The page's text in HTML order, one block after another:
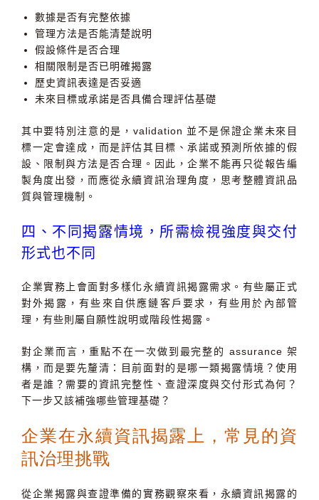
數據是否有完整依據
管理方法是否能清楚說明
假設條件是否合理
相關限制是否已明確揭露
歷史資訊表達是否妥適
未來目標或承諾是否具備合理評估基礎
其中要特別注意的是， validation 並不是保證企業未來目
標一定會達成 ，而是評估其目標、承諾或預測所依據的假
設、限制與方法是否合理。因此，企業不能再只從報告編
製角度出發，而應從永續資訊治理角度，思考整體資訊品
質與管理機制。
四、不同揭露情境，所需檢視強度與交付
形式也不同
企業實務上會面對多樣化永續資訊揭露需求。有些屬正式
對外揭露，有些來自供應鏈客戶要求，有些用於內部管
理，有些則屬自願性說明或階段性揭露。
對企業而言，重點不在一次做到最完整的 assurance 架
構，而是要先釐清：目前面對的是哪一類揭露情境？使用
者是誰？需要的資訊完整性、查證深度與交付形式為何？
下一步又該補強哪些管理基礎？
企業在永續資訊揭露上，常見的資
訊治理挑戰
從企業揭露與查證準備的實務觀察來看，永續資訊揭露的